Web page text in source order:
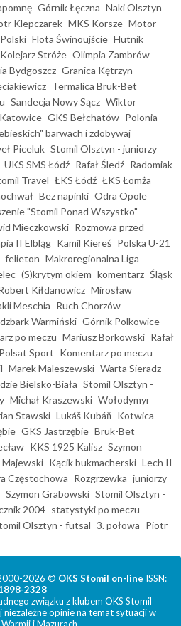
Górnik Łęczna Naki Olsztyn
Klepczarek MKS Korsze Motor
Flota Świnoujście Hutnik
Kolejarz Stróże Olimpia Zambrów
Bydgoszcz Granica Kętrzyn
Termalica Bruk-Bet
Sandecja Nowy Sącz Wiktor
GKS Bełchatów Polonia
barwach i zdobywaj
Piceluk Stomil Olsztyn - juniorzy
UKS SMS Łódź Rafał Śledź Radomiak
Travel ŁKS Łódź ŁKS Łomża
Bez napinki Odra Opole
"Stomil Ponad Wszystko"
Mieczkowski Rozmowa przed
II Elbląg Kamil Kiereś Polska U-21
felieton Makroregionalna Liga
(S)krytym okiem komentarz Śląsk
Kiłdanowicz Mirosław
Meschia Ruch Chorzów
Warmiński Górnik Polkowice
po meczu Mariusz Borkowski Rafał
Polsat Sport Komentarz po meczu
Marek Maleszewski Warta Sieradz
Bielsko-Biała Stomil Olsztyn -
Michał Kraszewski Wołodymyr
Stawski Lukáš Kubáň Kotwica
GKS Jastrzębie Bruk-Bet
KKS 1925 Kalisz Szymon
Majewski Kącik bukmacherski Lech II
Częstochowa Rozgrzewka juniorzy
Szymon Grabowski Stomil Olsztyn -
2004 statystyki po meczu
Olsztyn - futsal 3. połowa Piotr
2026 © OKS Stomil on-line ISSN:
2328
związku z klubem OKS Stomil
opinie na temat sytuacji w